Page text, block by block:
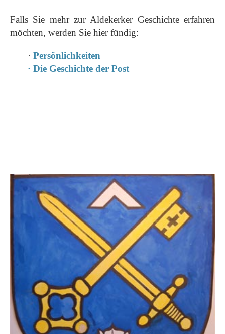
Falls Sie mehr zur Aldekerker Geschichte erfahren
möchten, werden Sie hier fündig:
· Persönlichkeiten
· Die Geschichte der Post